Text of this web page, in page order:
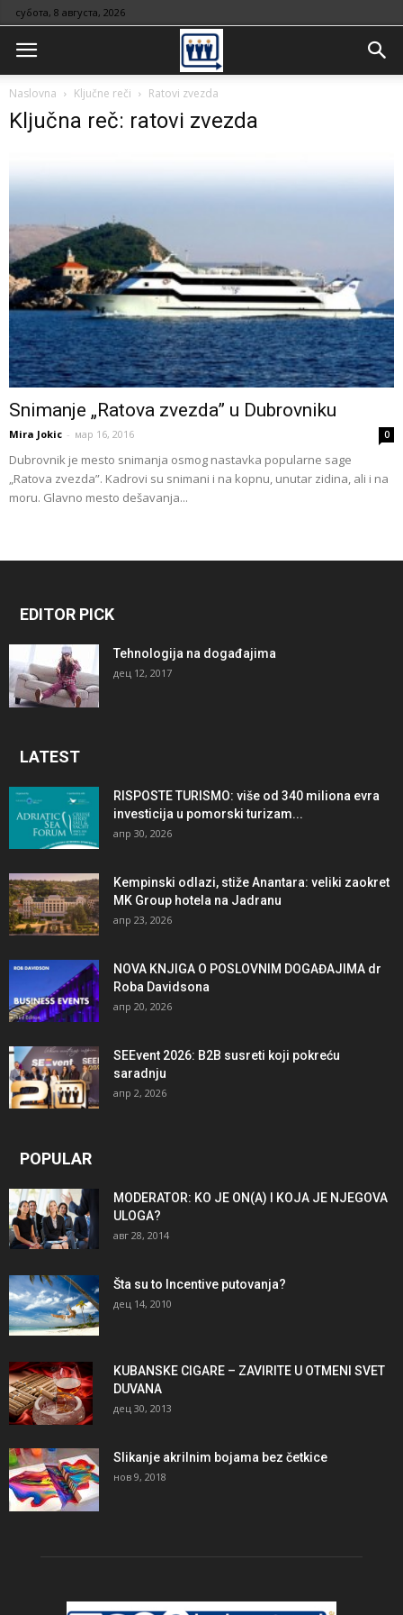
субота, 8 августа, 2026
Naslovna Ključne reči Ratovi zvezda
Ključna reč: ratovi zvezda
Snimanje „Ratova zvezda” u Dubrovniku
Mira Jokic - мар 16, 2016 0
Dubrovnik je mesto snimanja osmog nastavka popularne sage
„Ratova zvezda”. Kadrovi su snimani i na kopnu, unutar zidina, ali i na
moru. Glavno mesto dešavanja...
EDITOR PICK
Tehnologija na događajima
дец 12, 2017
LATEST
RISPOSTE TURISMO: više od 340 miliona evra
investicija u pomorski turizam...
апр 30, 2026
Kempinski odlazi, stiže Anantara: veliki zaokret
MK Group hotela na Jadranu
апр 23, 2026
NOVA KNJIGA O POSLOVNIM DOGAĐAJIMA dr
Roba Davidsona
апр 20, 2026
SEEvent 2026: B2B susreti koji pokreću
saradnju
апр 2, 2026
POPULAR
MODERATOR: KO JE ON(A) I KOJA JE NJEGOVA
ULOGA?
авг 28, 2014
Šta su to Incentive putovanja?
дец 14, 2010
KUBANSKE CIGARE – ZAVIRITE U OTMENI SVET
DUVANA
дец 30, 2013
Slikanje akrilnim bojama bez četkice
нов 9, 2018